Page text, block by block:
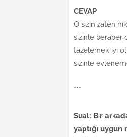
CEVAP
O sizin zaten
sizinle beraber
tazelemek iyi
sizinle
***
Sual: Bir
yaptığı uygun